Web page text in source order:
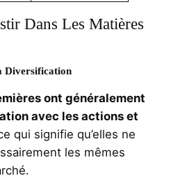
Dans Les Matières
Diversification
ont généralement
avec les actions et
qui signifie qu’elles ne
les mêmes